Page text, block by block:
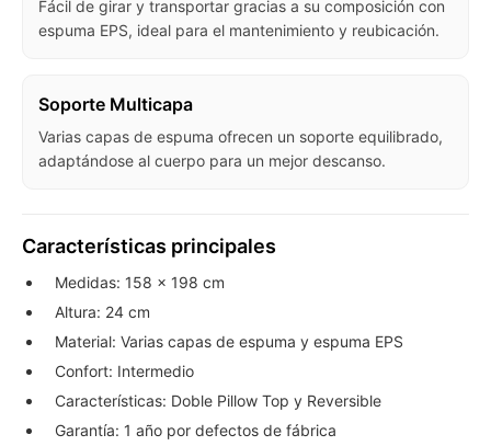
Fácil de girar y transportar gracias a su composición con
espuma EPS, ideal para el mantenimiento y reubicación.
Soporte Multicapa
Varias capas de espuma ofrecen un soporte equilibrado,
adaptándose al cuerpo para un mejor descanso.
Características principales
Medidas: 158 × 198 cm
Altura: 24 cm
Material: Varias capas de espuma y espuma EPS
Confort: Intermedio
Características: Doble Pillow Top y Reversible
Garantía: 1 año por defectos de fábrica
Fecha de nacimiento
Día Mes
Elegí tus productos preferidos
Elegí Pago Después como metodo de pago
preguntas@pagodespues.com.uy